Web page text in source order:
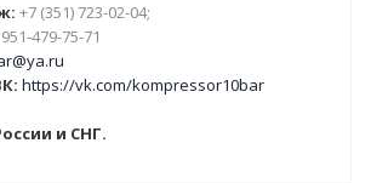
+7 (351) 723-02-04;
479-75-71
https://vk.com/kompressor10bar
и СНГ.